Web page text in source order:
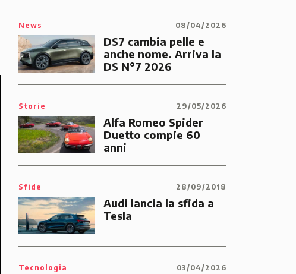
News 08/04/2026
DS7 cambia pelle e
anche nome. Arriva la
DS N°7 2026
Storie 29/05/2026
Alfa Romeo Spider
Duetto compie 60
anni
Sfide 28/09/2018
Audi lancia la sfida a
Tesla
Tecnologia 03/04/2026